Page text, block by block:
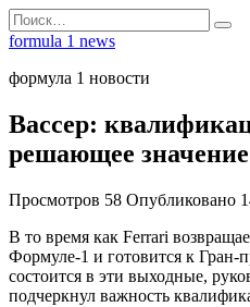
Перейти
к
Search
for:
formula 1 news
формула 1 новости
Вассер:
решающее значение
Просмотров 58 Опубликовано
В то время как Ferrari
Формуле-1 и готовится к Гран-
состоится в эти выходные,
подчеркнул важность